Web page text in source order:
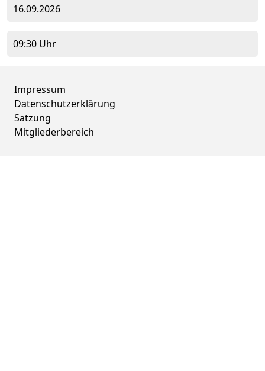
16.09.2026
09:30 Uhr
Impressum
Datenschutzerklärung
Satzung
Mitgliederbereich